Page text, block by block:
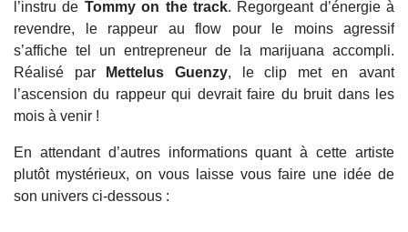
l’instru de Tommy on the track. Regorgeant d’énergie à
revendre, le rappeur au flow pour le moins agressif
s’affiche tel un entrepreneur de la marijuana accompli.
Réalisé par
Mettelus Guenzy, le clip met en avant
l’ascension du rappeur qui devrait faire du bruit dans les
mois à venir !
En attendant d’autres informations quant à cette artiste
plutôt mystérieux, on vous laisse vous faire une idée de
son univers ci-dessous :